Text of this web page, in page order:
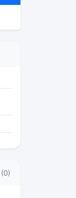
(0)